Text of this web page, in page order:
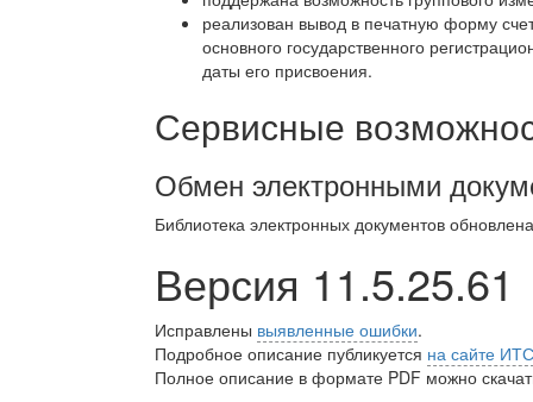
реализован вывод в печатную форму
основного государственного
даты его присвоения.
Сервисные
Обмен электронными
Библиотека электронных документов
Версия 11.5.25.61
Исправлены выявленные ошибки.
Подробное описание публикуется на сайте ИТС
Полное описание в формате PDF можно